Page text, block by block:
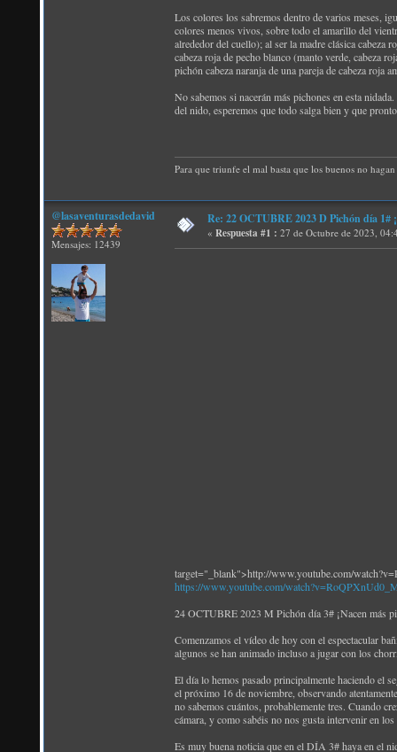
Los colores los sabremos dentro de varios meses,
colores menos vivos, sobre todo el amarillo del
alrededor del cuello); al ser la madre clásica cabeza
cabeza roja de pecho blanco (manto verde, cabeza
pichón cabeza naranja de una pareja de cabeza roja
No sabemos si nacerán más pichones en esta
del nido, esperemos que todo salga bien y que
Para que triunfe el mal basta que los buenos no
@lasaventurasdedavid
Mensajes: 12439
Re: 22 OCTUBRE 2023 D Pichón día
« Respuesta #1 : 27 de Octubre de 2023,
target="_blank">http://www.youtube.com/
https://www.youtube.com/
24 OCTUBRE 2023 M Pichón día 3# ¡Nacen más
Comenzamos el vídeo de hoy con el espectacular
algunos se han animado incluso a jugar con los
El día lo hemos pasado principalmente haciendo el
el próximo 16 de noviembre, observando
no sabemos cuántos, probablemente tres. Cuando
cámara, y como sabéis no nos gusta intervenir en
Es muy buena noticia que en el DÍA 3# haya en el